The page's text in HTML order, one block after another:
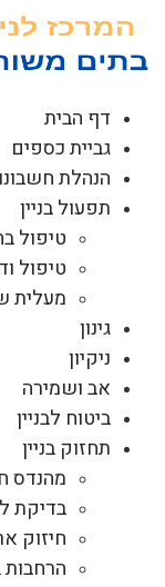
דף הבית
גביית כספים
הנהלת
תפעול בניין
טיפול
טיפול
מעלית
גינון
ניקיון
אב ושמירה
ביטוח לבניין
תחזוק בניין
מהנדס
בדיקת
חיזוק
הרחבות